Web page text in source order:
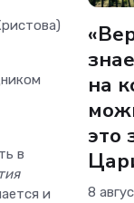
в
и
на
это
8